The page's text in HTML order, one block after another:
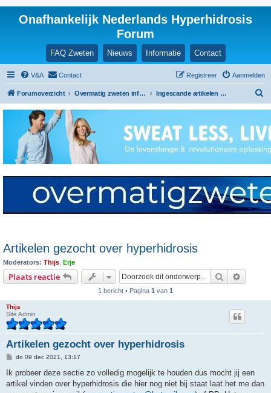
Onafhankelijk Nederlands Hyperhidrosis
Forum
FAQ Zweten Nieuws Informatie Contact
V&A Contact Aanmelden
Registreer
Forumoverzicht Overmatig zweten informatie en ervaringen Ingescande artikelen en nieuwsberichten
k
Artikelen gezocht over hyperhidrosis
Moderators: Thijs Erje
Plaats reactie Zoek
1 bericht • Pagina 1 van 1
Thijs
Site Admin
Artikelen gezocht over hyperhidrosis
B
c
do 09 dec 2021, 13:17
Ik probeer deze sectie zo volledig mogelijk te houden dus mocht jij een
artikel vinden over hyperhidrosis die hier nog niet bij staat laat het me dan